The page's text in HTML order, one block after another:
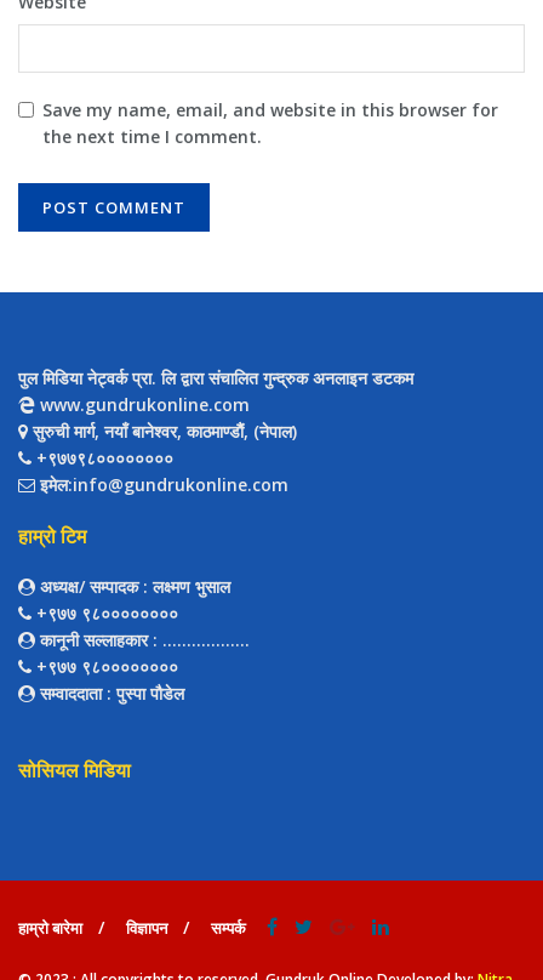
Save my name, email, and website in this browser for
the next time I comment.
पुल मिडिया नेट्वर्क प्रा. लि द्वारा संचालित गुन्द्रुक अनलाइन डटकम
www.gundrukonline.com
सुरुची मार्ग, नयाँ बानेश्वर, काठमाण्डौैं, (नेपाल)
+९७७९८००००००००
इमेल:info@gundrukonline.com
हाम्रो टिम
अध्यक्ष/ सम्पादक: लक्ष्मण भुसाल
+९७७ ९८००००००००
कानूनी सल्लाहकार: ..................
+९७७ ९८००००००००
सम्वाददाता: पुस्पा पौडेल
सोसियल मिडिया
हाम्रो बारेमा विज्ञापन सम्पर्क